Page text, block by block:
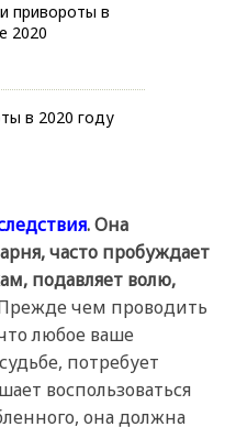
привороты в
2020
в 2020 году
. Она
часто пробуждает
подавляет волю,
чем проводить
любое ваше
потребует
воспользоваться
она должна